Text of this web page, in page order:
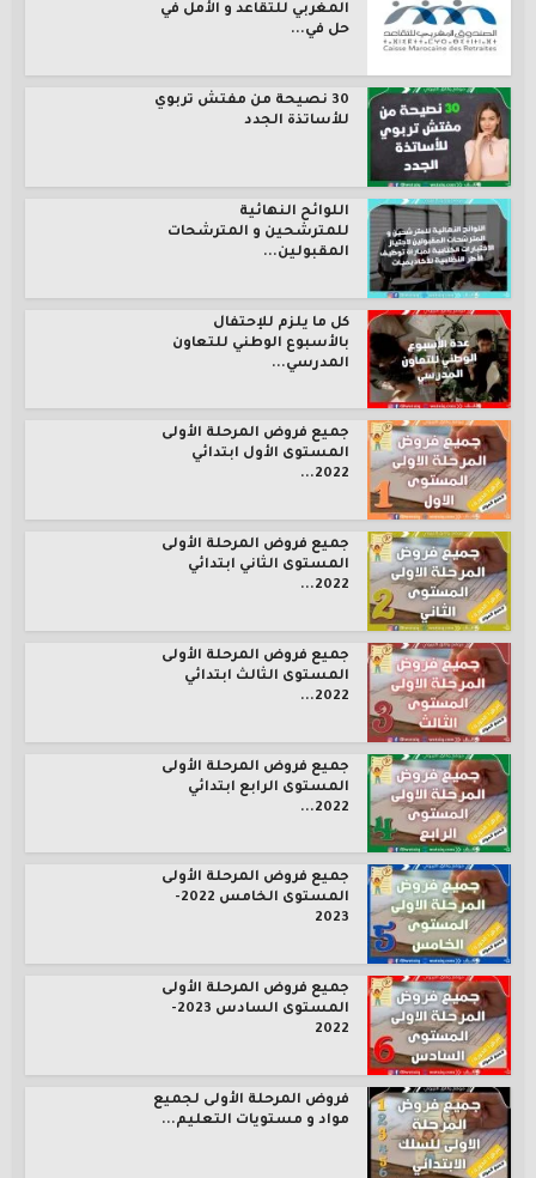
المغربي للتقاعد و الأمل في
حل في...
30 نصيحة من مفتش تربوي
للأساتذة الجدد
اللوائح النهائية
للمترشحين و المترشحات
المقبولين...
كل ما يلزم للإحتفال
بالأسبوع الوطني للتعاون
المدرسي...
جميع فروض المرحلة الأولى
المستوى الأول ابتدائي
2022...
جميع فروض المرحلة الأولى
المستوى الثاني ابتدائي
2022...
جميع فروض المرحلة الأولى
المستوى الثالث ابتدائي
2022...
جميع فروض المرحلة الأولى
المستوى الرابع ابتدائي
2022...
جميع فروض المرحلة الأولى
المستوى الخامس 2022-
2023
جميع فروض المرحلة الأولى
المستوى السادس 2023-
2022
فروض المرحلة الأولى لجميع
مواد و مستويات التعليم...